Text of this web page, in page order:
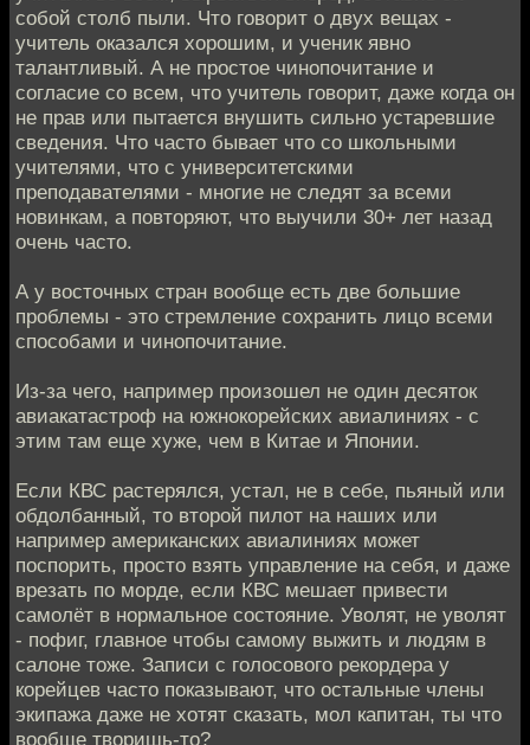
собой столб пыли. Что говорит о двух вещах -
учитель оказался хорошим, и ученик явно
талантливый. А не простое чинопочитание и
согласие со всем, что учитель говорит, даже когда он
не прав или пытается внушить сильно устаревшие
сведения. Что часто бывает что со школьными
учителями, что с университетскими
преподавателями - многие не следят за всеми
новинкам, а повторяют, что выучили 30+ лет назад
очень часто.
А у восточных стран вообще есть две большие
проблемы - это стремление сохранить лицо всеми
способами и чинопочитание.
Из-за чего, например произошел не один десяток
авиакатастроф на южнокорейских авиалиниях - с
этим там еще хуже, чем в Китае и Японии.
Если КВС растерялся, устал, не в себе, пьяный или
обдолбанный, то второй пилот на наших или
например американских авиалиниях может
поспорить, просто взять управление на себя, и даже
врезать по морде, если КВС мешает привести
самолёт в нормальное состояние. Уволят, не уволят
- пофиг, главное чтобы самому выжить и людям в
салоне тоже. Записи с голосового рекордера у
корейцев часто показывают, что остальные члены
экипажа даже не хотят сказать, мол капитан, ты что
вообще творишь-то?